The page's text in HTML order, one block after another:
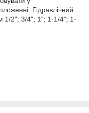
Гідравлічний
1/2"; 3/4"; 1"; 1-1/4"; 1-